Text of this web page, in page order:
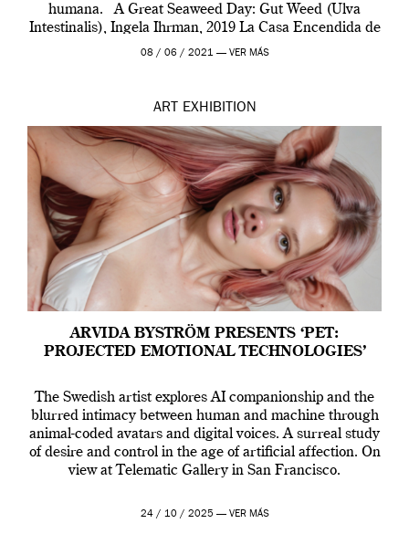
humana. A Great Seaweed Day: Gut Weed (Ulva
Intestinalis), Ingela Ihrman, 2019 La Casa Encendida de
Madrid y la Wellcome […]
08 / 06 / 2021 — VER MÁS
ART EXHIBITION
ARVIDA BYSTRÖM PRESENTS ‘PET:
PROJECTED EMOTIONAL TECHNOLOGIES’
The Swedish artist explores AI companionship and the
blurred intimacy between human and machine through
animal-coded avatars and digital voices. A surreal study
of desire and control in the age of artificial affection. On
view at Telematic Gallery in San Francisco.
24 / 10 / 2025 — VER MÁS